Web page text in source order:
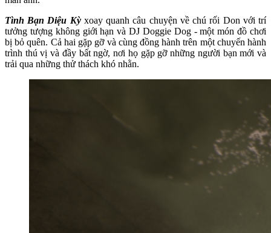
Tình Bạn Diệu Kỳ xoay quanh câu chuyện về chú rối Don với trí
tưởng tượng không giới hạn và DJ Doggie Dog - một món đồ chơi
bị bỏ quên. Cả hai gặp gỡ và cùng đồng hành trên một chuyến hành
trình thú vị và đầy bất ngờ, nơi họ gặp gỡ những người bạn mới và
trải qua những thử thách khó nhằn.